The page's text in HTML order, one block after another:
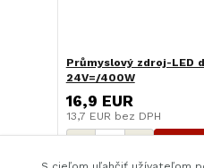
Průmyslový zdroj-LED
24V=/400W
16,9 EUR
13,7 EUR bez DPH